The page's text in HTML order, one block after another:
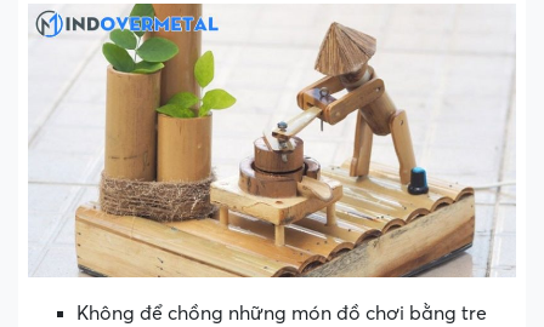
Không để chồng những món đồ chơi bằng tre